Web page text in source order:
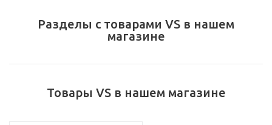
Разделы с товарами VS в нашем
магазине
Товары VS в нашем магазине